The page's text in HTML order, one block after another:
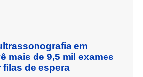
em
mais de 9,5 mil exames
filas de espera